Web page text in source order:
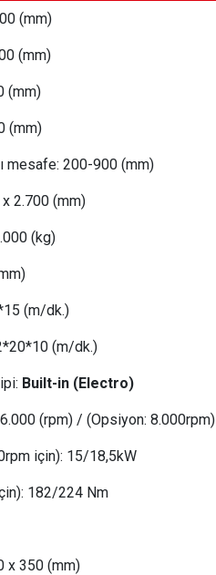
00 (mm)
(mm)
(mm)
(mm)
mesafe: 200-900 (mm)
2.700 (mm)
.000 (kg)
(m/dk.)
*20*10 (m/dk.)
Built-in (Electro)
6.000 (rpm) / (Opsiyon: 8.000rpm)
için): 15/18,5kW
: 182/224 Nm
x 350 (mm)